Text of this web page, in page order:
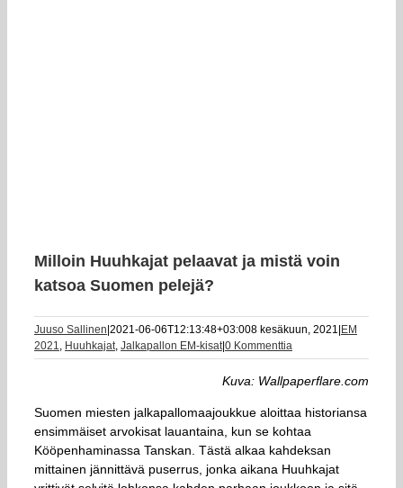
Milloin Huuhkajat pelaavat ja mistä voin
katsoa Suomen pelejä?
Juuso Sallinen 2021-06-06T12:13:48+03:008 kesäkuun, 2021 EM
2021, Huuhkajat, Jalkapallon EM-kisat|0 Kommenttia
Kuva: Wallpaperflare.com
Suomen miesten jalkapallomaajoukkue aloittaa historiansa
ensimmäiset arvokisat lauantaina, kun se kohtaa
Kööpenhaminassa Tanskan. Tästä alkaa kahdeksan
mittainen jännittävä puserrus, jonka aikana Huuhkajat